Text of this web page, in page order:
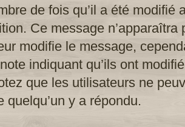
de fois qu’il a été modifié
Ce message
modifie le message,
indiquant qu’ils ont
que les utilisateurs ne
quelqu’un y a répondu.